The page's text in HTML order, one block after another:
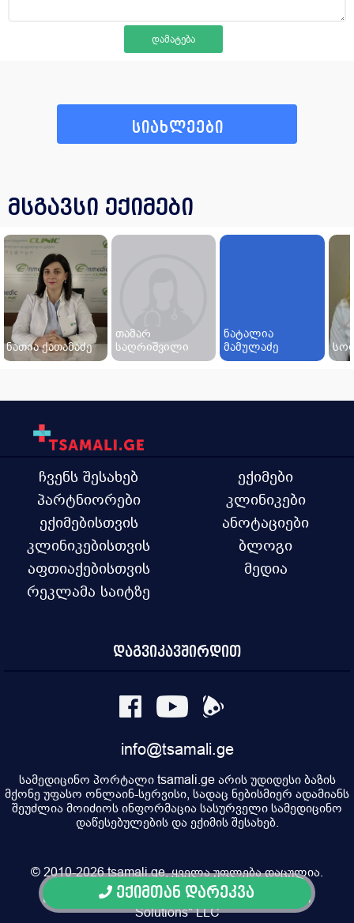
ექიმთან დარეკვა
სიახლეები
მსგავსი ექიმები
ნათია ქათამაძე
თამარ
საღრიშვილი
ნატალია
მამულაძე
ჩვენს შესახებ
პარტნიორები
ექიმებისთვის
კლინიკებისთვის
აფთიაქებისთვის
რეკლამა საიტზე
ექიმები
კლინიკები
ანოტაციები
ბლოგი
მედია
დაგვიკავშირდით
info@tsamali.ge
სამედიცინო პორტალი tsamali.ge არის უდიდესი ბაზის
მქონე უფასო ონლაინ-სერვისი, სადაც ნებისმიერ ადამიანს
შეუძლია მოიძიოს ინფორმაცია სასურველი სამედიცინო
დაწესებულების და ექიმის შესახებ.
© 2010-2026 tsamali.ge, ყველა უფლება დაცულია.
Developed by Pulsar Digital, Property of "Digital
Solutions" LLC